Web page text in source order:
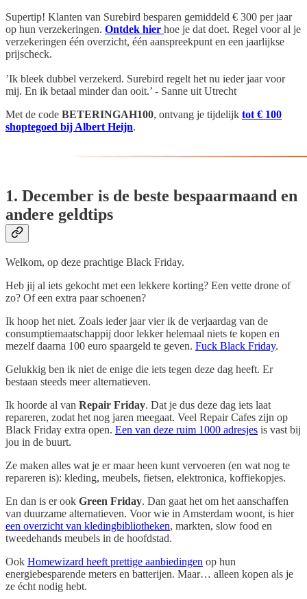
Supertip! Klanten van Surebird besparen gemiddeld € 300 per jaar
op hun verzekeringen. Ontdek hier hoe je dat doet. Regel voor al je
verzekeringen één overzicht, één aanspreekpunt en een jaarlijkse
prijscheck.
️’Ik bleek dubbel verzekerd. Surebird regelt het nu ieder jaar voor
mij. En ik betaal minder dan ooit.’ - Sanne uit Utrecht
Met de code BETERINGAH100, ontvang je tijdelijk tot € 100
shoptegoed bij Albert Heijn.
1. December is de beste bespaarmaand en
andere geldtips
Welkom, op deze prachtige Black Friday.
Heb jij al iets gekocht met een lekkere korting? Een vette drone of
zo? Of een extra paar schoenen?
Ik hoop het niet. Zoals ieder jaar vier ik de verjaardag van de
consumptiemaatschappij door lekker helemaal niets te kopen en
mezelf daarna 100 euro spaargeld te geven. Fuck Black Friday.
Gelukkig ben ik niet de enige die iets tegen deze dag heeft. Er
bestaan steeds meer alternatieven.
Ik hoorde al van Repair Friday. Dat je dus deze dag iets laat
repareren, zodat het nog jaren meegaat. Veel Repair Cafes zijn op
Black Friday extra open. Een van deze ruim 1000 adresjes is vast bij
jou in de buurt.
Ze maken alles wat je er maar heen kunt vervoeren (en wat nog te
repareren is): kleding, meubels, fietsen, elektronica, koffiekopjes.
En dan is er ook Green Friday. Dan gaat het om het aanschaffen
van duurzame alternatieven. Voor wie in Amsterdam woont, is hier
een overzicht van kledingbibliotheken, markten, slow food en
tweedehands meubels in de hoofdstad.
Ook Homewizard heeft prettige aanbiedingen op hun
energiebesparende meters en batterijen. Maar… alleen kopen als je
ze écht nodig hebt.